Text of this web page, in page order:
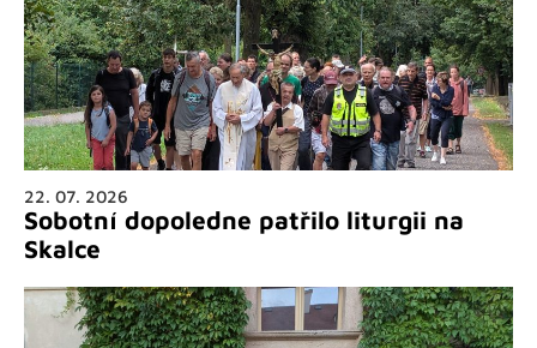
22. 07. 2026
Sobotní dopoledne patřilo liturgii na
Skalce